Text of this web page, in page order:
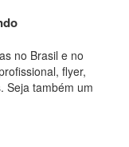
no Brasil e no
flyer,
Seja também um